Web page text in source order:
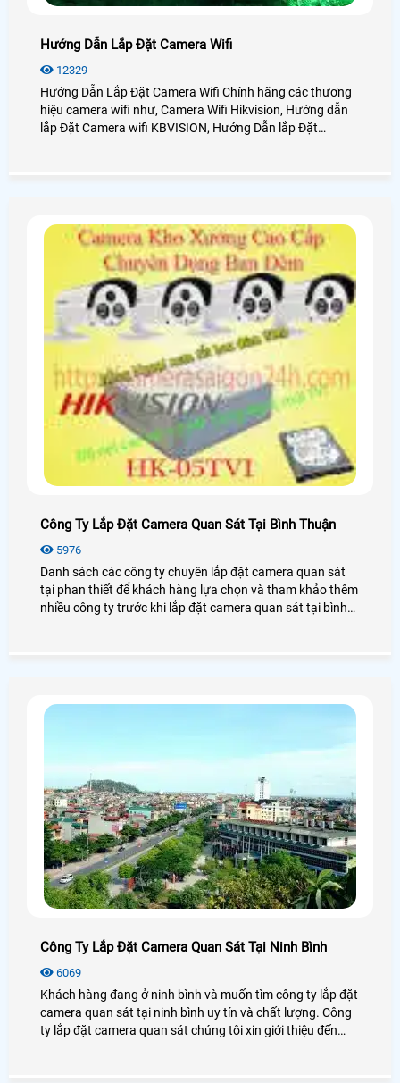
Hướng Dẫn Lắp Đặt Camera Wifi
12329
Hướng Dẫn Lắp Đặt Camera Wifi Chính hãng các thương
hiệu camera wifi như, Camera Wifi Hikvision, Hướng dẫn
lắp Đặt Camera wifi KBVISION, Hướng Dẫn lắp Đặt
Công Ty Lắp Đặt Camera Quan Sát Tại Bình Thuận
5976
Danh sách các công ty chuyên lắp đặt camera quan sát
tại phan thiết để khách hàng lựa chọn và tham khảo thêm
nhiều công ty trước khi lắp đặt camera quan sát tại bình
Công Ty Lắp Đặt Camera Quan Sát Tại Ninh Bình
6069
Khách hàng đang ở ninh bình và muốn tìm công ty lắp đặt
camera quan sát tại ninh bình uy tín và chất lượng. Công
ty lắp đặt camera quan sát chúng tôi xin giới thiệu đến